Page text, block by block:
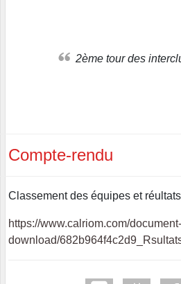
2ème tour des
Compte-rendu
Classement des équipes et
https://www.calriom.com/document-
download/